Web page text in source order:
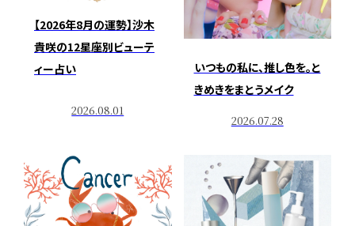
【2026年8月の運勢】沙木
貴咲の12星座別ビューテ
ィー占い
2026.08.01
いつもの私に、推し色を。と
きめきをまとうメイク
2026.07.28